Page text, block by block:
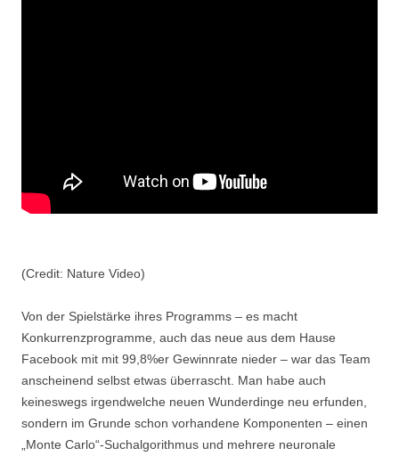
(Credit: Nature Video)
Von der Spielstärke ihres Programms – es macht
Konkurrenzprogramme, auch das neue aus dem Hause
Facebook mit mit 99,8%er Gewinnrate nieder – war das Team
anscheinend selbst etwas überrascht. Man habe auch
keineswegs irgendwelche neuen Wunderdinge neu erfunden,
sondern im Grunde schon vorhandene Komponenten – einen
„Monte Carlo“-Suchalgorithmus und mehrere neuronale